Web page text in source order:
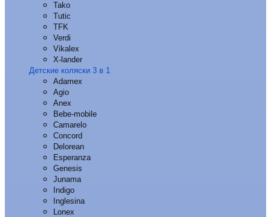
Tako
Tutic
TFK
Verdi
Vikalex
X-lander
Детские коляски 3 в 1
Adamex
Agio
Anex
Bebe-mobile
Camarelo
Concord
Delorean
Esperanza
Genesis
Junama
Indigo
Inglesina
Lonex